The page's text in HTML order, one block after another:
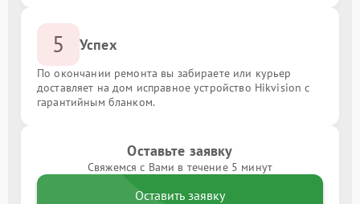
5 Успех
По окончании ремонта вы забираете или курьер
доставляет на дом исправное устройство Hikvision с
гарантийным бланком.
Оставьте заявку
Свяжемся с Вами в течение 5 минут
Оставить заявку